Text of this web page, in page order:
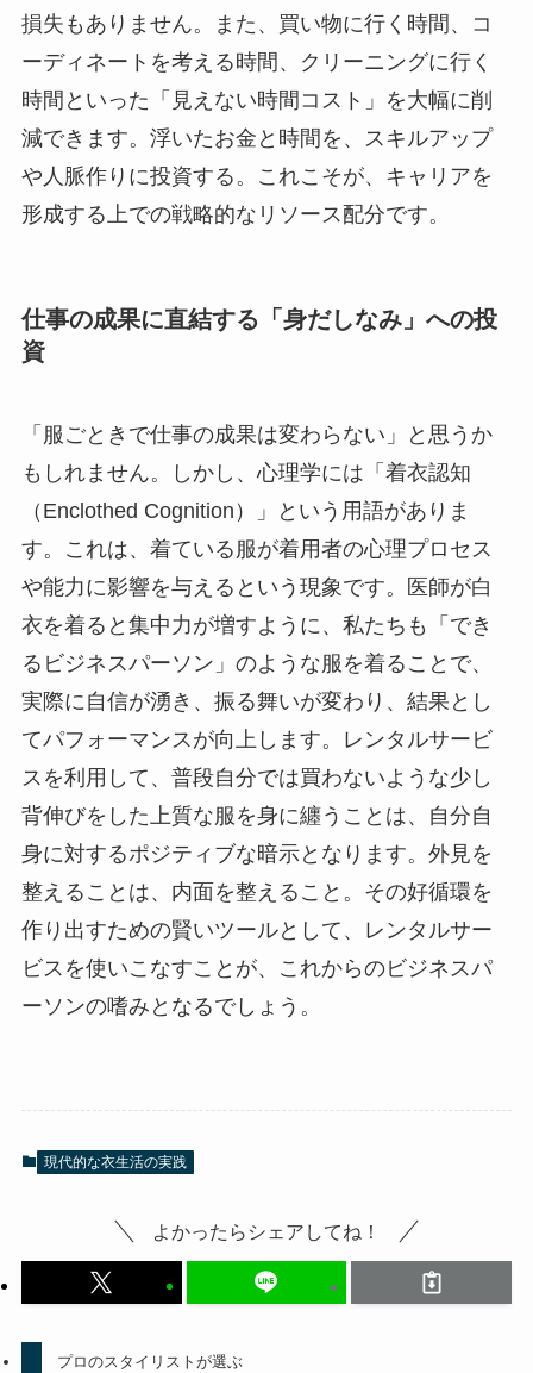
損失もありません。また、買い物に行く時間、コ
ーディネートを考える時間、クリーニングに行く
時間といった「見えない時間コスト」を大幅に削
減できます。浮いたお金と時間を、スキルアップ
や人脈作りに投資する。これこそが、キャリアを
形成する上での戦略的なリソース配分です。
仕事の成果に直結する「身だしなみ」への投
資
「服ごときで仕事の成果は変わらない」と思うか
もしれません。しかし、心理学には「着衣認知
（Enclothed Cognition）」という用語がありま
す。これは、着ている服が着用者の心理プロセス
や能力に影響を与えるという現象です。医師が白
衣を着ると集中力が増すように、私たちも「でき
るビジネスパーソン」のような服を着ることで、
実際に自信が湧き、振る舞いが変わり、結果とし
てパフォーマンスが向上します。レンタルサービ
スを利用して、普段自分では買わないような少し
背伸びをした上質な服を身に纏うことは、自分自
身に対するポジティブな暗示となります。外見を
整えることは、内面を整えること。その好循環を
作り出すための賢いツールとして、レンタルサー
ビスを使いこなすことが、これからのビジネスパ
ーソンの嗜みとなるでしょう。
現代的な衣生活の実践
よかったらシェアしてね！
プロのスタイリストが選ぶ